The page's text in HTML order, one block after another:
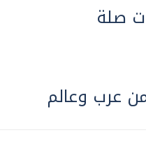
صلة
عرب وعالم